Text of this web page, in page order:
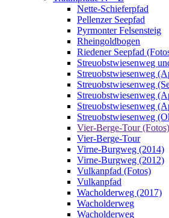
Nette-Schieferpfad
Pellenzer Seepfad
Pyrmonter Felsensteig
Rheingoldbogen
Riedener Seepfad
Streuobstwiesenweg
Streuobstwiesenweg
Streuobstwiesenweg
Streuobstwiesenweg
Streuobstwiesenweg
Streuobstwiesenweg
Vier-Berge-Tour (Fotos)
Vier-Berge-Tour
Virne-Burgweg (2014)
Virne-Burgweg (2012)
Vulkanpfad (Fotos)
Vulkanpfad
Wacholderweg (2017)
Wacholderweg
Wacholderweg